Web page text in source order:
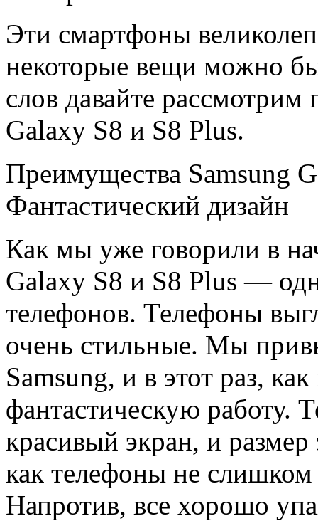
Эти смартфоны
некоторые вещи можно
слов давайте
Galaxy S8 и S8 Plus.
Преимущества Samsung
Фантастический дизайн
Как мы уже говорили в
Galaxy S8 и S8 Plus —
телефонов. Телефоны
очень стильные. Мы
Samsung, и в этот раз,
фантастическую
красивый экран, и
как телефоны не
Напротив, все хорошо